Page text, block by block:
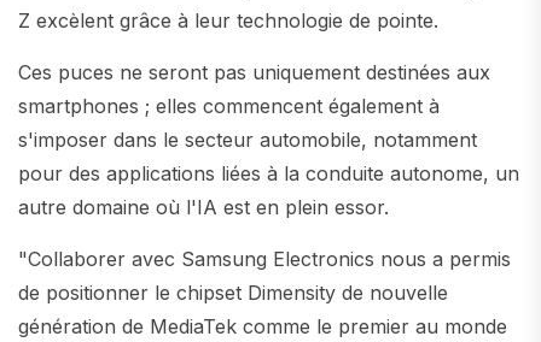
Z excèlent grâce à leur technologie de pointe.
Ces puces ne seront pas uniquement destinées aux
smartphones ; elles commencent également à
s'imposer dans le secteur automobile, notamment
pour des applications liées à la conduite autonome, un
autre domaine où l'IA est en plein essor.
"Collaborer avec Samsung Electronics nous a permis
de positionner le chipset Dimensity de nouvelle
génération de MediaTek comme le premier au monde